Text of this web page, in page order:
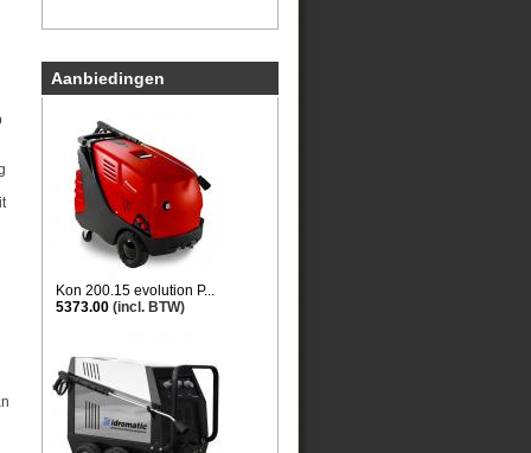
Aanbiedingen
Kon 200.15 evolution P...
5373.00 (incl. BTW)